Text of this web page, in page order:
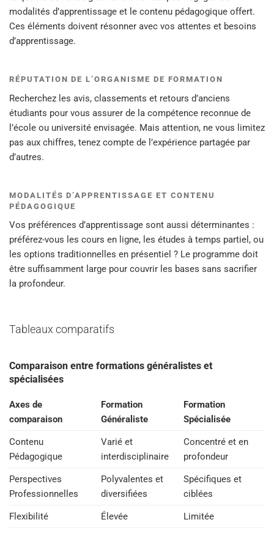
modalités d’apprentissage et le contenu pédagogique offert.
Ces éléments doivent résonner avec vos attentes et besoins
d’apprentissage.
RÉPUTATION DE L’ORGANISME DE FORMATION
Recherchez les avis, classements et retours d’anciens
étudiants pour vous assurer de la compétence reconnue de
l’école ou université envisagée. Mais attention, ne vous limitez
pas aux chiffres, tenez compte de l’expérience partagée par
d’autres.
MODALITÉS D’APPRENTISSAGE ET CONTENU
PÉDAGOGIQUE
Vos préférences d’apprentissage sont aussi déterminantes :
préférez-vous les cours en ligne, les études à temps partiel, ou
les options traditionnelles en présentiel ? Le programme doit
être suffisamment large pour couvrir les bases sans sacrifier
la profondeur.
Tableaux comparatifs
Comparaison entre formations généralistes et
spécialisées
Axes de
comparaison
Formation
Généraliste
Formation
Spécialisée
Contenu
Pédagogique
Varié et
interdisciplinaire
Concentré et en
profondeur
Perspectives
Professionnelles
Polyvalentes et
diversifiées
Spécifiques et
ciblées
Flexibilité Élevée Limitée